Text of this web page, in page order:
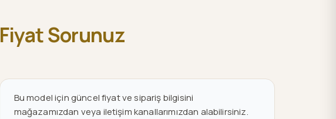
Fiyat Sorunuz
Bu model için güncel fiyat ve sipariş bilgisini
mağazamızdan veya iletişim kanallarımızdan alabilirsiniz.